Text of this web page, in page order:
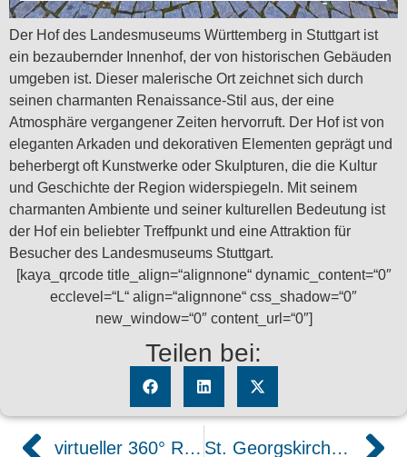
Der Hof des Landesmuseums Württemberg in Stuttgart ist
ein bezaubernder Innenhof, der von historischen Gebäuden
umgeben ist. Dieser malerische Ort zeichnet sich durch
seinen charmanten Renaissance-Stil aus, der eine
Atmosphäre vergangener Zeiten hervorruft. Der Hof ist von
eleganten Arkaden und dekorativen Elementen geprägt und
beherbergt oft Kunstwerke oder Skulpturen, die die Kultur
und Geschichte der Region widerspiegeln. Mit seinem
charmanten Ambiente und seiner kulturellen Bedeutung ist
der Hof ein beliebter Treffpunkt und eine Attraktion für
Besucher des Landesmuseums Stuttgart.
[kaya_qrcode title_align=“alignnone“ dynamic_content=“0″
ecclevel=“L“ align=“alignnone“ css_shadow=“0″
new_window=“0″ content_url=“0″]
Teilen bei:
virtueller 360° Rundgang durch Wohnmobile St. Georgskirche in Nördlingen